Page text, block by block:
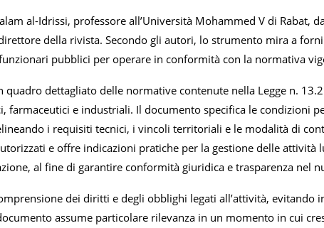
al-Idrissi, professore all’Università Mohammed V di Rabat,
della rivista. Secondo gli autori, lo strumento mira a
pubblici per operare in conformità con la normativa
dettagliato delle normative contenute nella Legge n.
farmaceutici e industriali. Il documento specifica le condizioni
i requisiti tecnici, i vincoli territoriali e le modalità di
e offre indicazioni pratiche per la gestione delle attività
al fine di garantire conformità giuridica e trasparenza nel
dei diritti e degli obblighi legati all’attività, evitando
assume particolare rilevanza in un momento in cui